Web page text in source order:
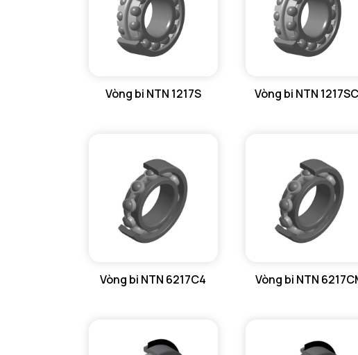
VÒNG BI KIM NTN
VÒNG BI CHẶN TRỤC NTN
GỐI ĐỠ NTN
PHỤ KIỆN NTN
MÁY GIA NHIỆT NTN
Vòng bi NTN 1217S Vòng bi NTN
Vòng bi NTN 6217C4 Vòng bi NTN